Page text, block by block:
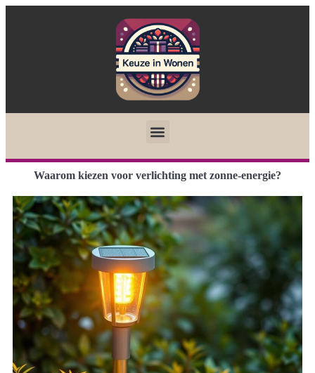
Waarom kiezen voor verlichting met zonne-energie?